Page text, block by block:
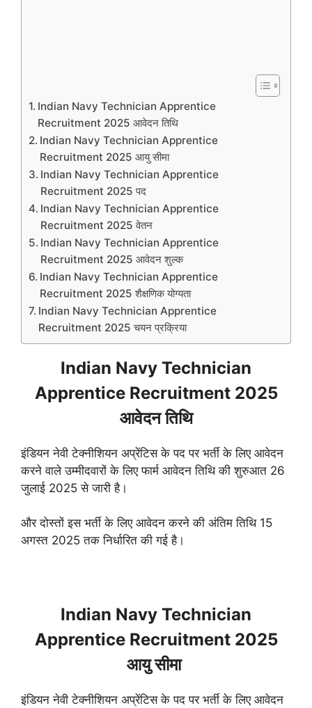
Indian Navy Technician Apprentice
Recruitment 2025 आवेदन तिथि
Indian Navy Technician Apprentice
Recruitment 2025 आयु सीमा
Indian Navy Technician Apprentice
Recruitment 2025 पद
Indian Navy Technician Apprentice
Recruitment 2025 वेतन
Indian Navy Technician Apprentice
Recruitment 2025 आवेदन शुल्क
Indian Navy Technician Apprentice
Recruitment 2025 शैक्षणिक योग्यता
Indian Navy Technician Apprentice
Recruitment 2025 चयन प्रक्रिया
Indian Navy Technician
Apprentice Recruitment 2025
आवेदन तिथि
इंडियन नेवी टेक्नीशियन अप्रेंटिस के पद पर भर्ती के लिए आवेदन
करने वाले उम्मीदवारों के लिए फार्म आवेदन तिथि की शुरुआत 26
जुलाई 2025 से जारी है।
और दोस्तों इस भर्ती के लिए आवेदन करने की अंतिम तिथि 15
अगस्त 2025 तक निर्धारित की गई है।
Indian Navy Technician
Apprentice Recruitment 2025
आयु सीमा
इंडियन नेवी टेक्नीशियन अप्रेंटिस के पद पर भर्ती के लिए आवेदन